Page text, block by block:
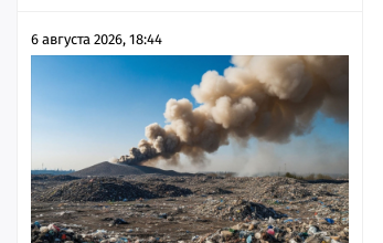
6 августа 2026, 18:44